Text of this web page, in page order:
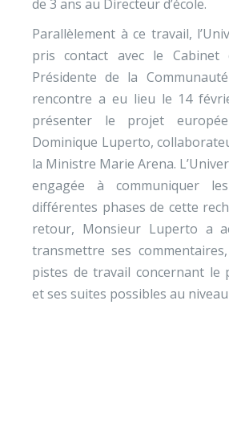
de 3 ans au Directeur d’école.
Parallèlement à ce travail,
pris contact avec le
Présidente de la
rencontre a eu lieu le 14
présenter le projet
Dominique Luperto,
la Ministre Marie Arena.
engagée à communiquer
différentes phases de cette
retour, Monsieur Luperto a
transmettre ses
pistes de travail concernant le
et ses suites possibles au